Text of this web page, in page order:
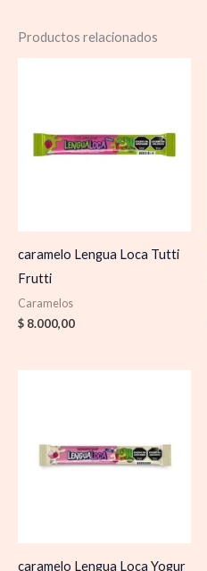
Productos relacionados
caramelo Lengua Loca Tutti
Frutti
Caramelos
$ 8.000,00
caramelo Lengua Loca Yogur